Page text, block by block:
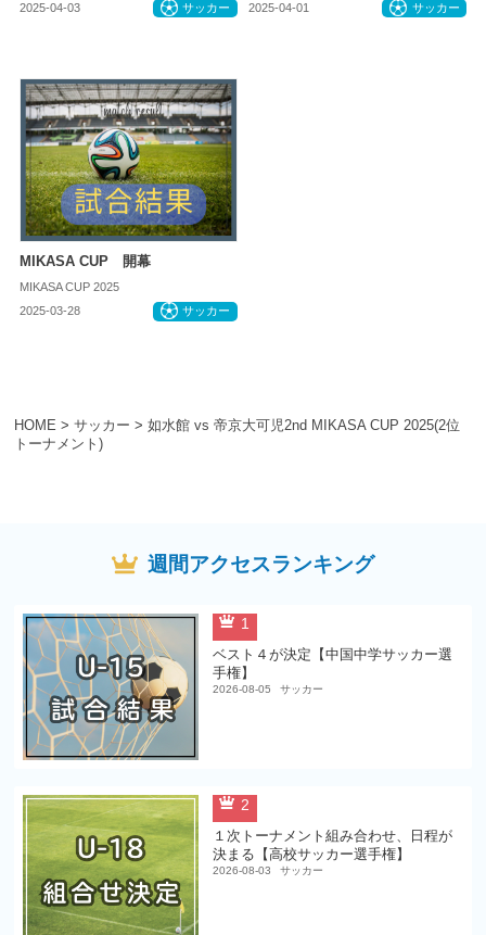
HOME > サッカー > 如水館 vs 帝京大可児2nd MIKASA CUP 2025(2位
トーナメント)
2025-04-03
サッカー
2025-04-01
サッカー
MIKASA CUP 開幕
MIKASA CUP 2025
2025-03-28
サッカー
週間アクセスランキング
1
ベスト４が決定【中国中学サッカー選
手権】
2026-08-05 サッカー
2
１次トーナメント組み合わせ、日程が
決まる【高校サッカー選手権】
2026-08-03 サッカー